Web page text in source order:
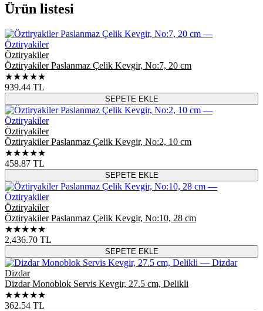
Ürün listesi
Öztiryakiler
Öztiryakiler Paslanmaz Çelik Kevgir, No:7, 20 cm
★★★★★
939.44 TL
SEPETE EKLE
Öztiryakiler
Öztiryakiler Paslanmaz Çelik Kevgir, No:2, 10 cm
★★★★★
458.87 TL
SEPETE EKLE
Öztiryakiler
Öztiryakiler Paslanmaz Çelik Kevgir, No:10, 28 cm
★★★★★
2,436.70 TL
SEPETE EKLE
Dizdar
Dizdar Monoblok Servis Kevgir, 27.5 cm, Delikli
★★★★★
362.54 TL